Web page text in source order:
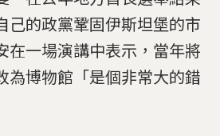
己的政黨鞏固伊斯坦堡的市
在一場演講中表示，當年將
為博物館「是個非常大的錯